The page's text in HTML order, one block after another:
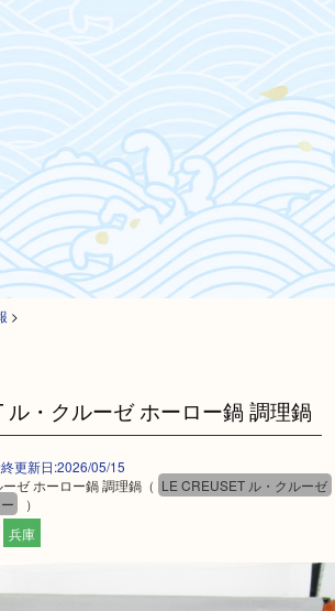
ル・クルーゼ ホーロー鍋 調理
更新日:2026/05/15
ーゼ ホーロー鍋 調理鍋（
LE CREUSET ル・ク
ー ）